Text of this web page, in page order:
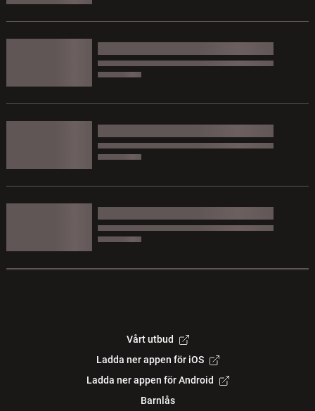
Vårt utbud
Ladda ner appen för iOS
Ladda ner appen för Android
Barnlås